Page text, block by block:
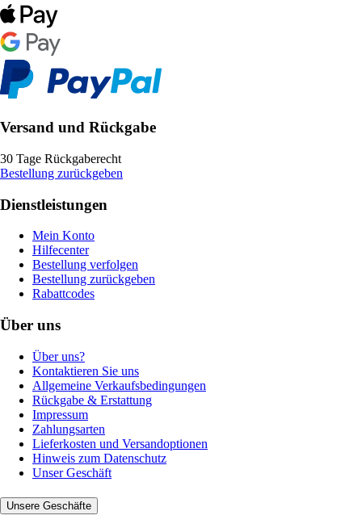
Versand und Rückgabe
30 Tage Rückgaberecht
Bestellung zurückgeben
Dienstleistungen
Mein Konto
Hilfecenter
Bestellung verfolgen
Bestellung zurückgeben
Rabattcodes
Über uns
Über uns?
Kontaktieren Sie uns
Allgemeine Verkaufsbedingungen
Rückgabe & Erstattung
Impressum
Zahlungsarten
Lieferkosten und Versandoptionen
Hinweis zum Datenschutz
Unser Geschäft
Unsere Geschäfte